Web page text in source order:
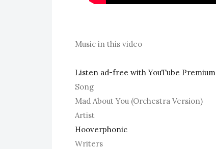
Music in this video
Listen ad-free with YouTube Premium
Song
Mad About You (Orchestra Version)
Artist
Hooverphonic
Writers